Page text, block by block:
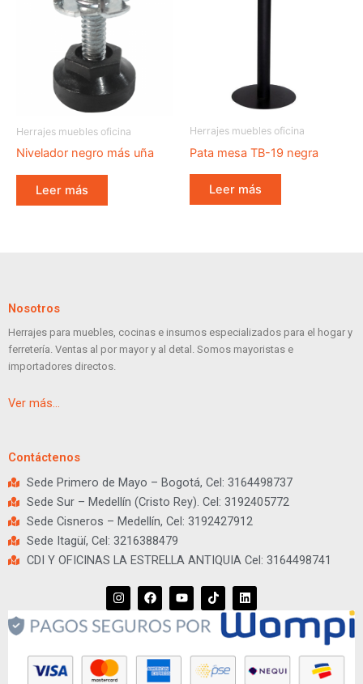
Herrajes muebles oficina
Nivelador negro más uña
Leer más
Herrajes muebles oficina
Pata mesa TB-19 negra
Leer más
Nosotros
Herrajes para muebles, cocinas e insumos especializados para el hogar y
ferretería. Ventas al por mayor y al detal. Somos mayoristas e
importadores directos.
Ver más…
Contáctenos
Sede Primero de Mayo – Bogotá, Cel: 3164498737
Sede Sur – Medellín (Cristo Rey). Cel: 3192405772
Sede Cisneros – Medellín, Cel: 3192427912
Sede Itagüí, Cel: 3216388479
CDI Y OFICINAS LA ESTRELLA ANTIQUIA Cel: 3164498741
I
n
s
t
g
r
a
F
a
c
e
o
o
k
Y
o
u
t
b
T
i
k
k
L
i
n
k
e
d
n